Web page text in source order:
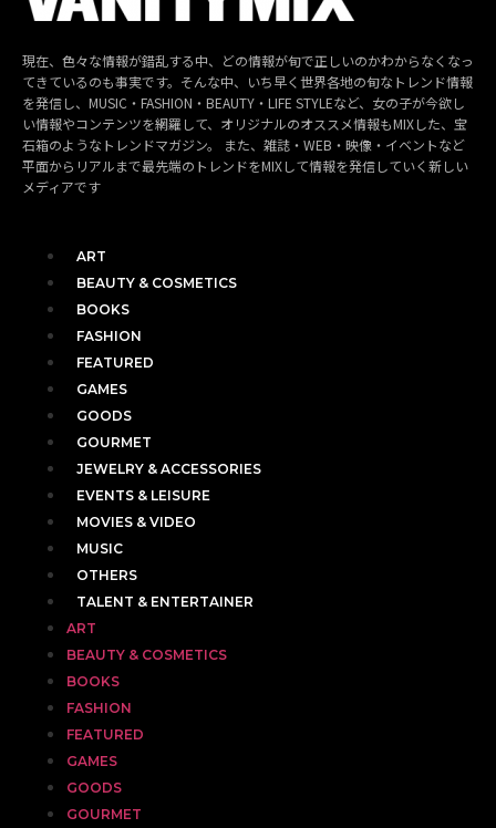
現在、色々な情報が錯乱する中、どの情報が旬で正しいのかわからなくなっ
てきているのも事実です。そんな中、いち早く世界各地の旬なトレンド情報
を発信し、MUSIC・FASHION・BEAUTY・LIFE STYLEなど、女の子が今欲し
い情報やコンテンツを網羅して、オリジナルのオススメ情報もMIXした、宝
石箱のようなトレンドマガジン。 また、雑誌・WEB・映像・イベントなど
平面からリアルまで最先端のトレンドをMIXして情報を発信していく新しい
メディアです
ART
BEAUTY & COSMETICS
BOOKS
FASHION
FEATURED
GAMES
GOODS
GOURMET
JEWELRY & ACCESSORIES
EVENTS & LEISURE
MOVIES & VIDEO
MUSIC
OTHERS
TALENT & ENTERTAINER
ART
BEAUTY & COSMETICS
BOOKS
FASHION
FEATURED
GAMES
GOODS
GOURMET